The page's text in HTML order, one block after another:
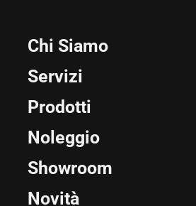
Chi Siamo
Servizi
Prodotti
Noleggio
Showroom
Novità